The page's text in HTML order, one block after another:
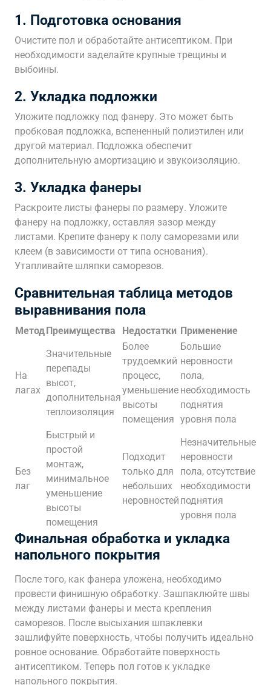
1. Подготовка основания
Очистите пол и обработайте антисептиком. При
необходимости заделайте крупные трещины и
выбоины.
2. Укладка подложки
Уложите подложку под фанеру. Это может быть
пробковая подложка, вспененный полиэтилен или
другой материал. Подложка обеспечит
дополнительную амортизацию и звукоизоляцию.
3. Укладка фанеры
Раскроите листы фанеры по размеру. Уложите
фанеру на подложку, оставляя зазор между
листами. Крепите фанеру к полу саморезами или
клеем (в зависимости от типа основания).
Утапливайте шляпки саморезов.
Сравнительная таблица методов
выравнивания пола
МетодПреимущества Недостатки Применение
На
лагах
Значительные
перепады
высот,
дополнительная
теплоизоляция
Более
трудоемкий
процесс,
уменьшение
высоты
помещения
Большие
неровности
пола,
необходимость
поднятия
уровня пола
Без
лаг
Быстрый и
простой
монтаж,
минимальное
уменьшение
высоты
помещения
Подходит
только для
небольших
неровностей
Незначительные
неровности
пола, отсутствие
необходимости
поднятия
уровня пола
Финальная обработка и укладка
напольного покрытия
После того, как фанера уложена, необходимо
провести финишную обработку. Зашпаклюйте швы
между листами фанеры и места крепления
саморезов. После высыхания шпаклевки
зашлифуйте поверхность, чтобы получить идеально
ровное основание. Обработайте поверхность
антисептиком. Теперь пол готов к укладке
напольного покрытия.